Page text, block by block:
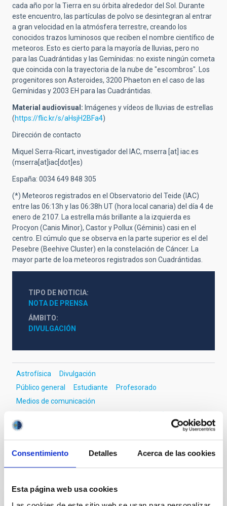
Consentimiento Detalles Acerca de las cookies
Esta página web usa cookies
cada año por la Tierra en su órbita alrededor del Sol. Durante
este encuentro, las partículas de polvo se desintegran al entrar
a gran velocidad en la atmósfera terrestre, creando los
conocidos trazos luminosos que reciben el nombre científico de
meteoros. Esto es cierto para la mayoría de lluvias, pero no
para las Cuadrántidas y las Gemínidas: no existe ningún cometa
que coincida con la trayectoria de la nube de "escombros". Los
progenitores son Asteroides, 3200 Phaeton en el caso de las
Gemínidas y 2003 EH para las Cuadrántidas.
Material audiovisual: Imágenes y vídeos de lluvias de estrellas
(https://flic.kr/s/aHsjH2BFa4)
Dirección de contacto
Miquel Serra-Ricart, investigador del IAC, mserra [at] iac.es
(mserra[at]iac[dot]es)
España: 0034 649 848 305
(*) Meteoros registrados en el Observatorio del Teide (IAC)
entre las 06:13h y las 06:38h UT (hora local canaria) del día 4 de
enero de 2107. La estrella más brillante a la izquierda es
Procyon (Canis Minor), Castor y Pollux (Géminis) casi en el
centro. El cúmulo que se observa en la parte superior es el del
Pesebre (Beehive Cluster) en la constelación de Cáncer. La
mayor parte de loa meteoros registrados son Cuadrántidas.
TIPO DE NOTICIA
NOTA DE PRENSA
ÁMBITO
DIVULGACIÓN
Astrofísica
Divulgación
Público general
Estudiante
Profesorado
Medios de comunicación
Sistema Solar y Sistemas Planetarios (SEYSS)
Lluvia de meteoros